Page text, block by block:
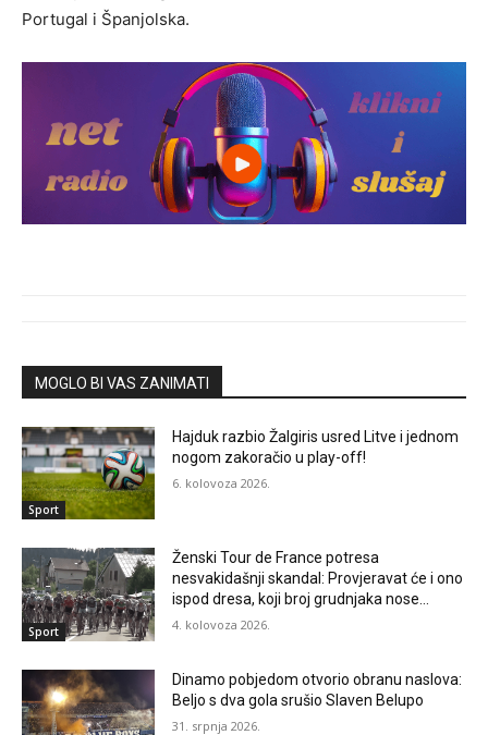
Portugal i Španjolska.
MOGLO BI VAS ZANIMATI
Sport
Hajduk razbio Žalgiris usred Litve i jednom
nogom zakoračio u play-off!
6. kolovoza 2026.
Sport
Ženski Tour de France potresa
nesvakidašnji skandal: Provjeravat će i ono
ispod dresa, koji broj grudnjaka nose…
4. kolovoza 2026.
Dinamo pobjedom otvorio obranu naslova:
Beljo s dva gola srušio Slaven Belupo
31. srpnja 2026.